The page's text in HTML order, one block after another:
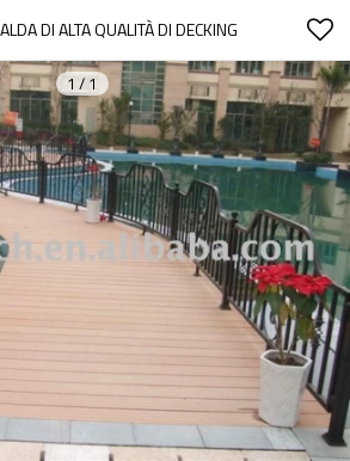
DI ALTA QUALITÀ DI DECKING
1 / 1